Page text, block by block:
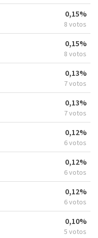
0,15%
8 votos
0,15%
8 votos
0,13%
7 votos
0,13%
7 votos
0,12%
6 votos
0,12%
6 votos
0,12%
6 votos
0,10%
5 votos